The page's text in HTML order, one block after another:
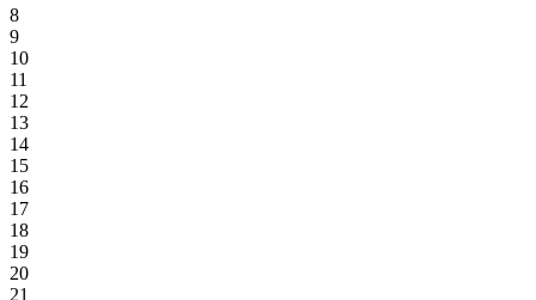
8
9
10
11
12
13
14
15
16
17
18
19
20
21